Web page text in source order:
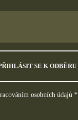
SE K ODBĚRU
osobních údajů *